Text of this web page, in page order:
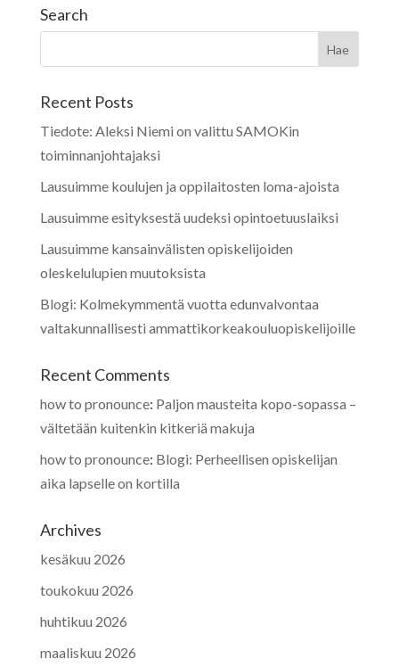
Search
Recent Posts
Tiedote: Aleksi Niemi on valittu SAMOKin
toiminnanjohtajaksi
Lausuimme koulujen ja oppilaitosten loma-ajoista
Lausuimme esityksestä uudeksi opintoetuuslaiksi
Lausuimme kansainvälisten opiskelijoiden
oleskelulupien muutoksista
Blogi: Kolmekymmentä vuotta edunvalvontaa
valtakunnallisesti ammattikorkeakouluopiskelijoille
Recent Comments
how to pronounce: Paljon mausteita kopo-sopassa –
vältetään kuitenkin kitkeriä makuja
how to pronounce: Blogi: Perheellisen opiskelijan
aika lapselle on kortilla
Archives
kesäkuu 2026
toukokuu 2026
huhtikuu 2026
maaliskuu 2026